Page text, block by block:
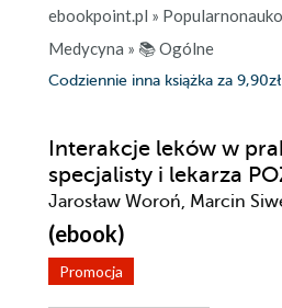
ebookpoint.pl »
Medycyna » 📚 Ogólne
Codziennie inna książka za 9,90zł
Interakcje leków w
specjalisty i lekarza
Jarosław Woroń, Marcin
(ebook)
Promocja